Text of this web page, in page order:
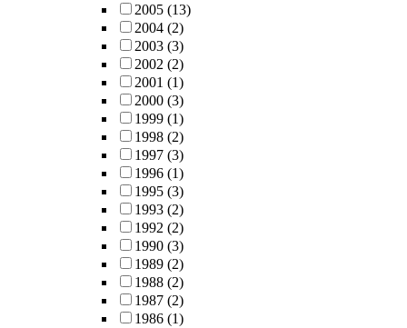
2005 (13)
2004 (2)
2003 (3)
2002 (2)
2001 (1)
2000 (3)
1999 (1)
1998 (2)
1997 (3)
1996 (1)
1995 (3)
1993 (2)
1992 (2)
1990 (3)
1989 (2)
1988 (2)
1987 (2)
1986 (1)